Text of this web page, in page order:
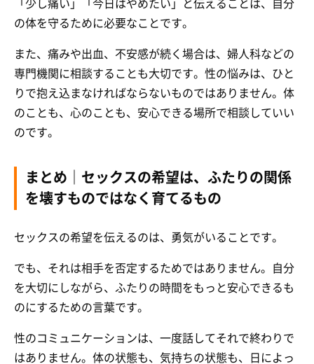
の体を守るために必要なことです。
また、痛みや出血、不安感が続く場合は、婦人科などの
専門機関に相談することも大切です。性の悩みは、ひと
りで抱え込まなければならないものではありません。体
のことも、心のことも、安心できる場所で相談していい
のです。
まとめ｜セックスの希望は、ふたりの関係
を壊すものではなく育てるもの
セックスの希望を伝えるのは、勇気がいることです。
でも、それは相手を否定するためではありません。自分
を大切にしながら、ふたりの時間をもっと安心できるも
のにするための言葉です。
性のコミュニケーションは、一度話してそれで終わりで
はありません。体の状態も、気持ちの状態も、日によっ